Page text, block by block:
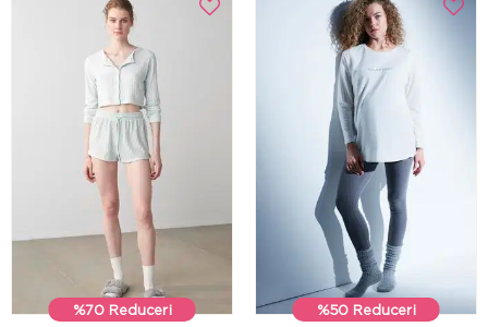
%70 Reduceri %50 Reduceri